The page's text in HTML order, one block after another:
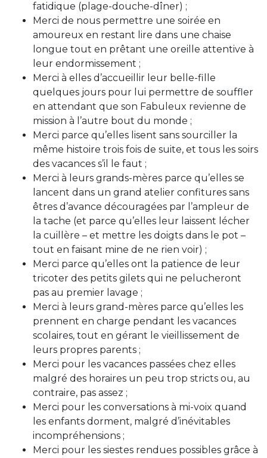
fatidique (plage-douche-dîner) ;
Merci de nous permettre une soirée en
amoureux en restant lire dans une chaise
longue tout en prêtant une oreille attentive à
leur endormissement ;
Merci à elles d’accueillir leur belle-fille
quelques jours pour lui permettre de souffler
en attendant que son Fabuleux revienne de
mission à l’autre bout du monde ;
Merci parce qu’elles lisent sans sourciller la
même histoire trois fois de suite, et tous les soirs
des vacances s’il le faut ;
Merci à leurs grands-mères parce qu’elles se
lancent dans un grand atelier confitures sans
êtres d’avance découragées par l’ampleur de
la tache (et parce qu’elles leur laissent lécher
la cuillère – et mettre les doigts dans le pot –
tout en faisant mine de ne rien voir) ;
Merci parce qu’elles ont la patience de leur
tricoter des petits gilets qui ne pelucheront
pas au premier lavage ;
Merci à leurs grand-mères parce qu’elles les
prennent en charge pendant les vacances
scolaires, tout en gérant le vieillissement de
leurs propres parents ;
Merci pour les vacances passées chez elles
malgré des horaires un peu trop stricts ou, au
contraire, pas assez ;
Merci pour les conversations à mi-voix quand
les enfants dorment, malgré d’inévitables
incompréhensions ;
Merci pour les siestes rendues possibles grâce à